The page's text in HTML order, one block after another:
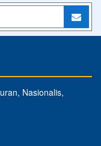
Nasionalis,